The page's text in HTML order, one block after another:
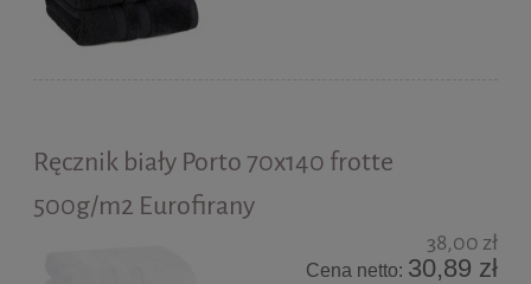
Ręcznik biały Porto 70x140 frotte
500g/m2 Eurofirany
38,00 zł
Cena netto: 30,89 zł